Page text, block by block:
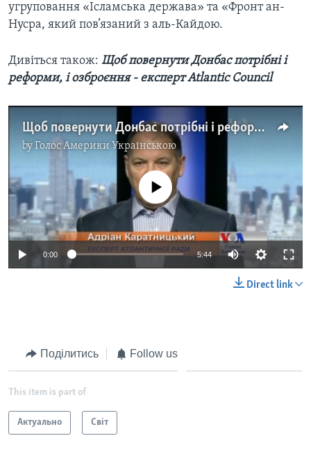
угруповання «Ісламська держава» та «Фронт ан-
Нусра, який пов’язаний з аль-Кайдою.
Дивіться також: Щоб повернути Донбас потрібні і
реформи, і озброєння - експерт Atlantic Council
Щоб повернути Донбас потрібні і реформи, і озброєння - експерт Atlantic Council. Відео
byГолос Америки Українською
No media source currently available
0:00 5:44
Direct link
Поділитись Follow us
This item is part of
Актуально Світ